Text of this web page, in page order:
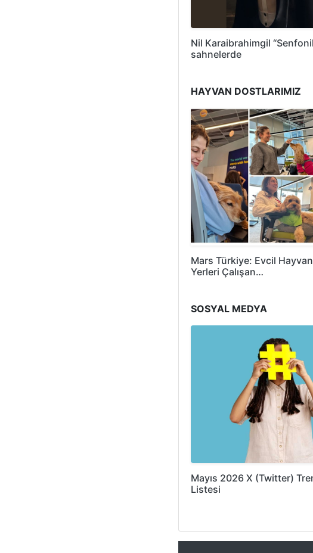
Nil Karaibrahimgil
sahnelerde
HAYVAN DOSTLARIMIZ
Mars Türkiye: Evcil
Yerleri Çalışan…
SOSYAL MEDYA
Mayıs 2026 X (Twitter)
Listesi